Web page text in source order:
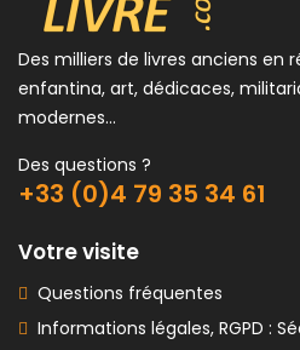
Des milliers de livres anciens en
enfantina, art, dédicaces,
modernes...
Des questions ?
+33 (0)4 79 35 34 61
Votre visite
Questions fréquentes
Informations légales, RGPD :